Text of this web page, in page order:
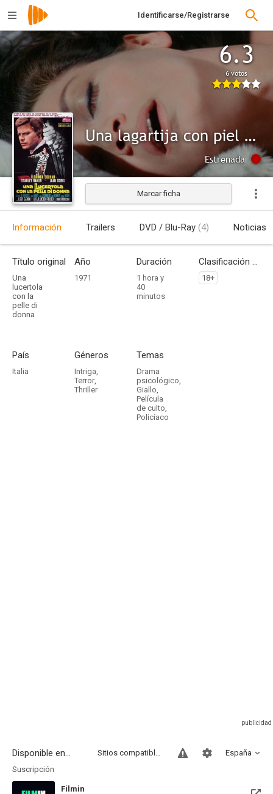
Identificarse/Registrarse
6.3
6 votos
Una lagartija con piel de mujer
Estrenada
Marcar ficha
Información Trailers DVD / Blu-Ray (4) Noticias
Título original
Una
lucertola
con la
pelle di
donna
Año
1971
Duración
1 hora y
40
minutos
Clasificación por edades
18+
País
Italia
Géneros
Intriga,
Terror,
Thriller
Temas
Drama
psicológico,
Giallo,
Película
de culto,
Policíaco
Disponible en... España
Sitios compatibles
Suscripción
Filmin